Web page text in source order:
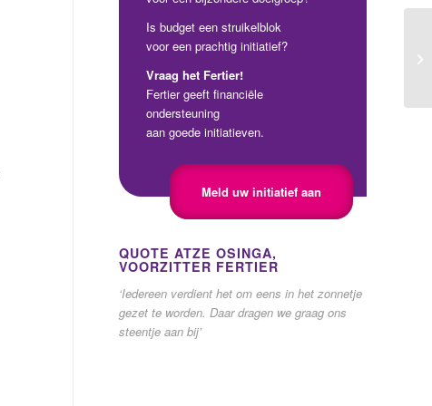
Is budget een struikelblok
voor een prachtig initiatief?
Vraag het Fertier!
Fertier geeft financiële
ondersteuning
aan goede initiatieven.
Meld uw initiatief aan
QUOTE ATZE OSINGA,
VOORZITTER FERTIER
‘Iedereen verdient het om eens in het zonnetje
gezet te worden. Daar dragen we graag ons
steentje aan bij’